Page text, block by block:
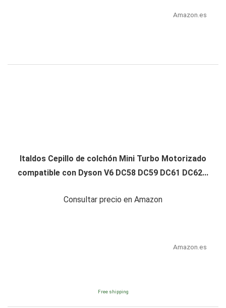
Amazon.es
Italdos Cepillo de colchón Mini Turbo Motorizado
compatible con Dyson V6 DC58 DC59 DC61 DC62...
Consultar precio en Amazon
Amazon.es
Free shipping